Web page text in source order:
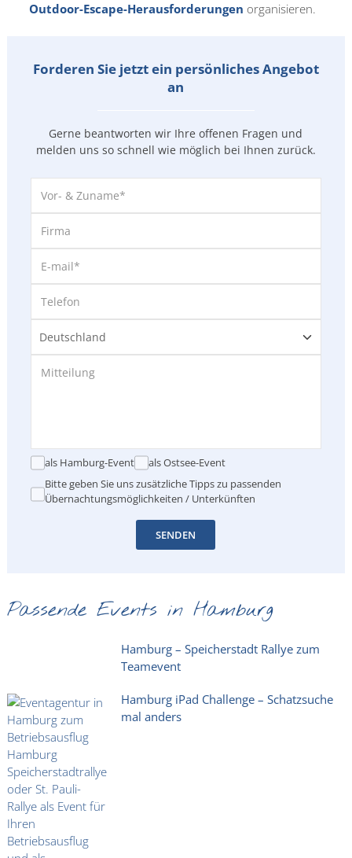
Outdoor-Escape-Herausforderungen organisieren.
Forderen Sie jetzt ein persönliches Angebot
an
Gerne beantworten wir Ihre offenen Fragen und
melden uns so schnell wie möglich bei Ihnen zurück.
als Hamburg-Event
als Ostsee-Event
Bitte geben Sie uns zusätzliche Tipps zu passenden
Übernachtungsmöglichkeiten / Unterkünften
SENDEN
Passende Events in Hamburg
Hamburg – Speicherstadt Rallye zum
Teamevent
Hamburg iPad Challenge – Schatzsuche
mal anders